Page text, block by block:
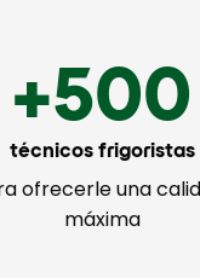
+500
técnicos frigoristas
ofrecerle una
máxima